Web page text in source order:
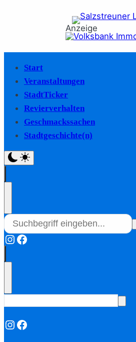
Anzeige
Start
Veranstaltungen
StadtTicker
Revierverhalten
Geschmackssachen
Stadtgeschichte(n)
Instagram
Facebook
Instagram
Facebook